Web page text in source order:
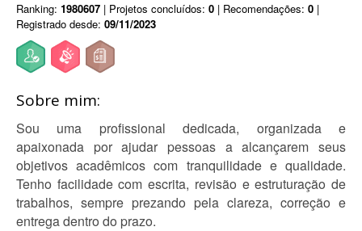
Ranking: 1980607 | Projetos concluídos: 0 | Recomendações: 0 |
Registrado desde: 09/11/2023
Sobre mim:
Sou uma profissional dedicada, organizada e
apaixonada por ajudar pessoas a alcançarem seus
objetivos acadêmicos com tranquilidade e qualidade.
Tenho facilidade com escrita, revisão e estruturação de
trabalhos, sempre prezando pela clareza, correção e
entrega dentro do prazo.